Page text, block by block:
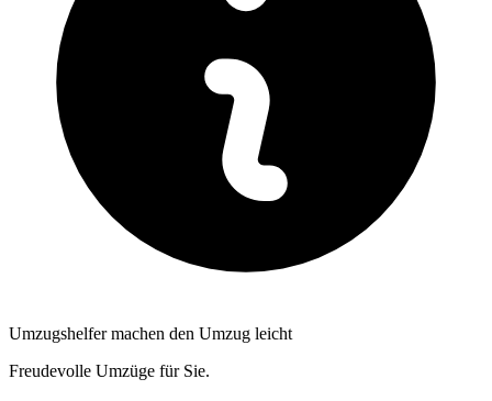
Umzugshelfer machen den Umzug leicht
Freudevolle Umzüge für Sie.